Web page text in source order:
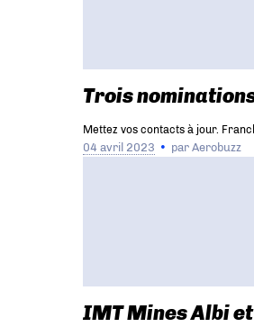
Trois
Mettez vos contacts à jour.
04 avril 2023 parAerobuzz
IMT Mines Albi